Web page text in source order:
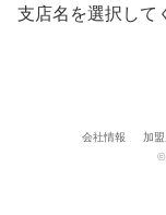
支店名を選択して
会社情報 加
©